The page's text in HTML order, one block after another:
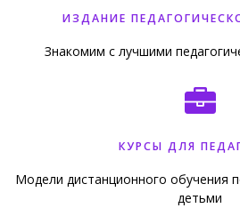
ИЗДАНИЕ
Знакомим с лучшими
КУРСЫ ДЛЯ
Модели дистанционного обучения
детьми